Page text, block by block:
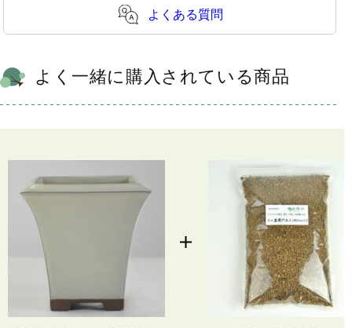
よくある質問
よく一緒に購入されている商品